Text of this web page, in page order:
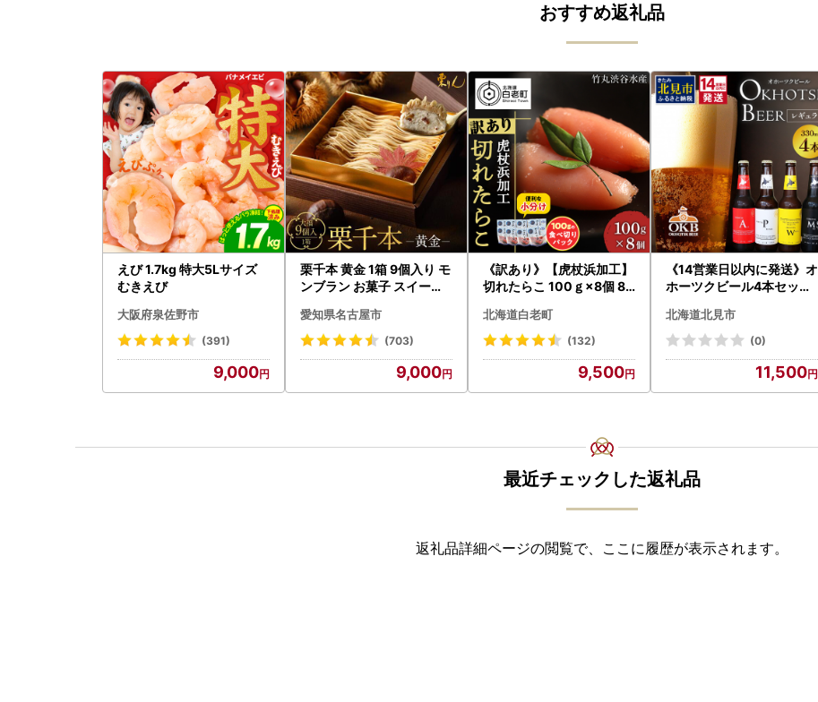
おすすめ返礼品
えび 1.7kg 特大5Lサイズ
むきえび
大阪府泉佐野市
(391)
9,000
栗千本 黄金 1箱 9個入り モ
ンブラン お菓子 スイーツ
愛知県名古屋市
(703)
9,000
《訳あり》【虎杖浜加工】
切れたらこ 100ｇ×8個 80
北海道白老町
(132)
9,500
《14営業日以内に発送》オ
ホーツクビール4本セット
クラフトビール 瓶ビール
贈答 ギフト 贈り物 お中元
い プレゼント モルトビー
北海道北見市
(0)
11,500
最近チェックした返礼品
返礼品詳細ページの閲覧で、ここに履歴が表示されます。